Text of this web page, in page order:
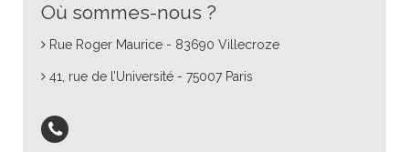
Où sommes-nous ?
Rue Roger Maurice - 83690 Villecroze
41, rue de l’Université - 75007 Paris